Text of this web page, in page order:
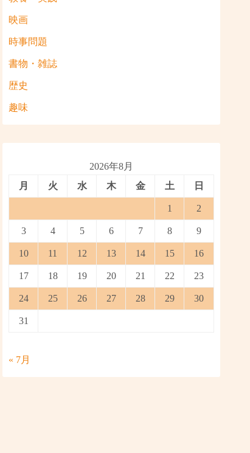
映画
時事問題
書物・雑誌
歴史
趣味
2026年8月
月
火 水 木 金 土 日
1 2
3 4 5 6 7 8 9
10 11 12 13 14 15 16
17 18 19 20 21 22 23
24 25 26 27 28 29 30
31
« 7月